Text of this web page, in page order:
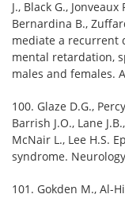
J., Black G.,
Bernardina B.,
mediate a recurrent
mental retardation,
males and females.
100. Glaze D.G.,
Barrish J.O., Lane
McNair L., Lee H.S.
syndrome.
101. Gokden M., Al-